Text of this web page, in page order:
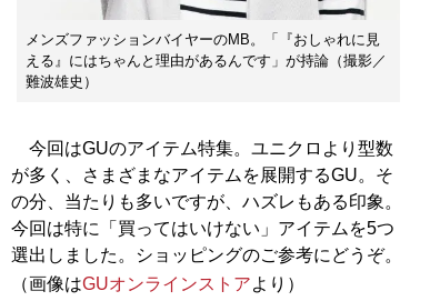
メンズファッションバイヤーのMB。「『おしゃれに見
える』にはちゃんと理由があるんです」が持論（撮影／
難波雄史）
今回はGUのアイテム特集。ユニクロより型数
が多く、さまざまなアイテムを展開するGU。そ
の分、当たりも多いですが、ハズレもある印象。
今回は特に「買ってはいけない」アイテムを5つ
選出しました。ショッピングのご参考にどうぞ。
（画像はGUオンラインストアより）